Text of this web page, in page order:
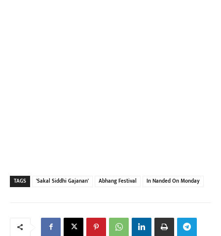
TAGS 'Sakal Siddhi Gajanan' Abhang Festival In Nanded On Monday